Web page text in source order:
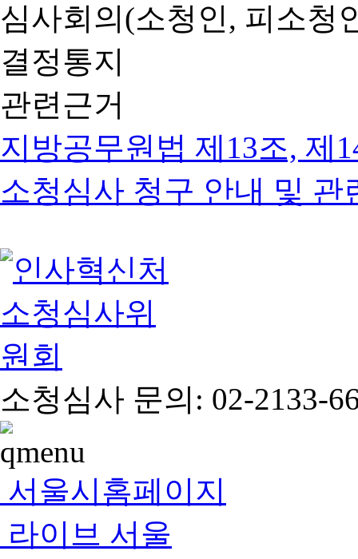
심사회의(소청인, 피소청
결정통지
관련근거
지방공무원법 제13조, 제
소청심사 청구 안내 및 관
소청심사 문의: 02-2133-
서울시홈페이지
라이브 서울